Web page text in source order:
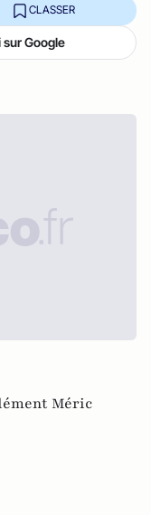
CLASSER
Google
Méric